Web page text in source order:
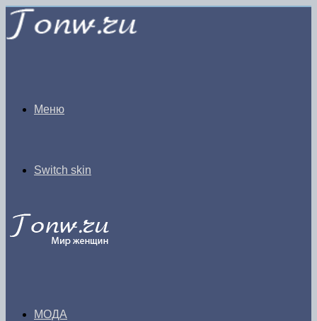
Меню
Switch skin
МОДА